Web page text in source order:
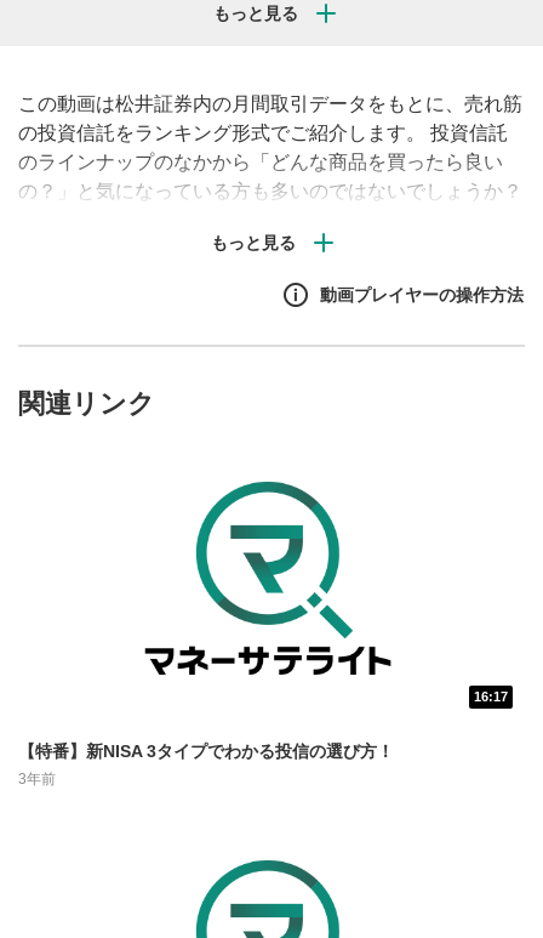
この動画は松井証券内の月間取引データをもとに、売れ筋
の投資信託をランキング形式でご紹介します。 投資信託
のラインナップのなかから「どんな商品を買ったら良い
の？」と気になっている方も多いのではないでしょうか？
もありますので、ぜひ投資信託の商品選びのご参考にご覧
動画プレイヤーの操作方法
動画再生エリアをクリックすると、動画を再生または
動画再生エリアにマウスを乗せると表示されます。
再生/一時停止
関連リンク
16:17
【特番】新NISA 3タイプでわかる投信の選び方！
3年前